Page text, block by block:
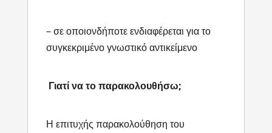
– σε οποιονδήποτε ενδιαφέρεται για το
συγκεκριμένο γνωστικό αντικείμενο
Γιατί να το παρακολουθήσω;
Η επιτυχής παρακολούθηση του